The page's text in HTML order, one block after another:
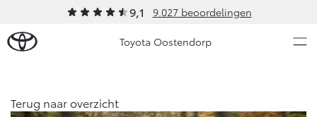
9,1 9.027 beoordelingen
Toyota Oostendorp
Terug naar overzicht